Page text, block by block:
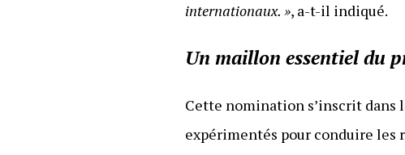
internationaux. », a-t-il indiqué.
Un maillon essentiel du
Cette nomination s’inscrit dans
expérimentés pour conduire les